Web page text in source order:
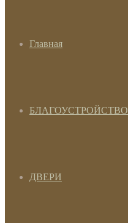
Главная
БЛАГОУСТРОЙСТВО
ДВЕРИ